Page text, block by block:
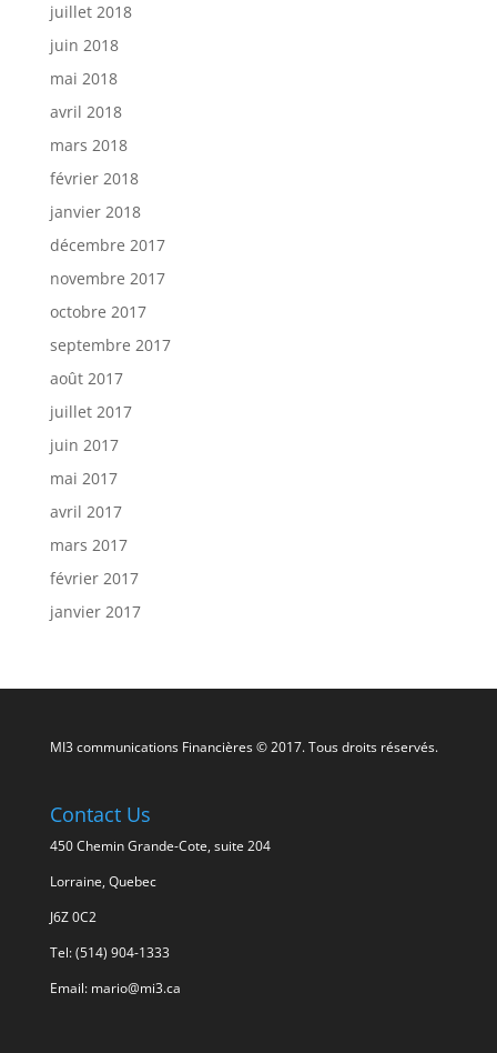
juillet 2018
juin 2018
mai 2018
avril 2018
mars 2018
février 2018
janvier 2018
décembre 2017
novembre 2017
octobre 2017
septembre 2017
août 2017
juillet 2017
juin 2017
mai 2017
avril 2017
mars 2017
février 2017
janvier 2017
MI3 communications Financières © 2017. Tous droits réservés.
Contact Us
450 Chemin Grande-Cote, suite 204
Lorraine, Quebec
J6Z 0C2
Tel: (514) 904-1333
Email: mario@mi3.ca